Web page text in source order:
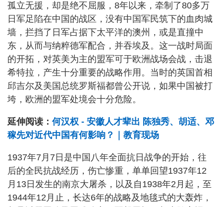
孤立无援，却是绝不屈服，8年以来，牵制了80多万
日军足陷在中国的战区，没有中国军民筑下的血肉城
墙，拦挡了日军占据下太平洋的澳州，或是直撞中
东，从而与纳粹德军配合，并吞埃及。这一战时局面
的开拓，对英美为主的盟军可于欧洲战场会战，击退
希特拉，产生十分重要的战略作用。当时的英国首相
邱吉尔及美国总统罗斯福都曾公开说，如果中国被打
垮，欧洲的盟军处境会十分危险。
延伸阅读： 何汉权 - 安徽人才辈出 陈独秀、胡适、邓
稼先对近代中国有何影响？｜教育现场
1937年7月7日是中国八年全面抗日战争的开始，往
后的全民抗战经历，伤亡惨重，单单回望1937年12
月13日发生的南京大屠杀，以及自1938年2月起，至
1944年12月止，长达6年的战略及地毯式的大轰炸，